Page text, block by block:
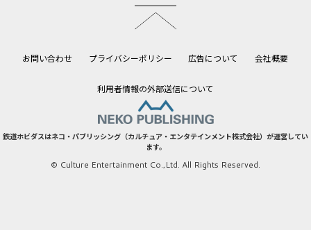
お問い合わせ プライバシーポリシー 広告について 会社概要
利用者情報の外部送信について
鉄道ホビダスはネコ・パブリッシング（カルチュア・エンタテインメント株式会社）が運営してい
ます。
© Culture Entertainment Co.,Ltd. All Rights Reserved.